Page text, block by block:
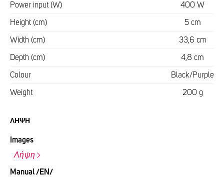
Power input (W) 400 W
Height (cm) 5 cm
Width (cm) 33,6 cm
Depth (cm) 4,8 cm
Colour Black/Purple
Weight 200 g
ΛΉΨΗ
Images
Λήψη
Manual /EN/